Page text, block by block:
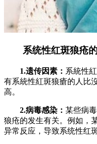
系统性红斑狼疮的
1.遗传因素： 系統性
有系統性紅斑狼瘡的人比
高。
2.病毒感染： 某些病
狼疮的发生有关。例如，
异常反应，导致系统性红